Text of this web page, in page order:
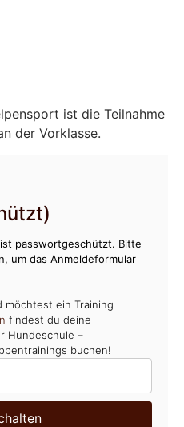
ist die Teilnahme
der Vorklasse.
passwortgeschützt. Bitte
um das Anmeldeformular
möchtest ein Training
findest du deine
Hundeschule –
buchen!